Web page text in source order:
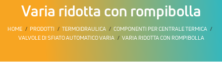
Varia ridotta con rompibolla
HOME PRODOTTI TERMOIDRAULICA
COMPONENTI PER CENTRALE TERMICA
VALVOLE DI SFIATO AUTOMATICO VARIA
VARIA RIDOTTA CON ROMPIBOLLA